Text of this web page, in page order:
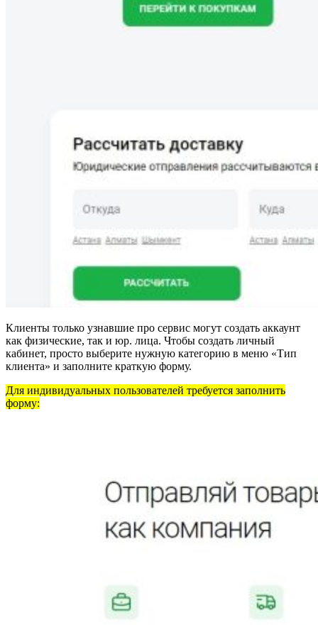
Клиенты только узнавшие про сервис могут создать аккаунт
как физические, так и юр. лица. Чтобы создать личный
кабинет, просто выберите нужную категорию в меню «Тип
клиента» и заполните краткую форму.
Для индивидуальных пользователей требуется заполнить
форму: